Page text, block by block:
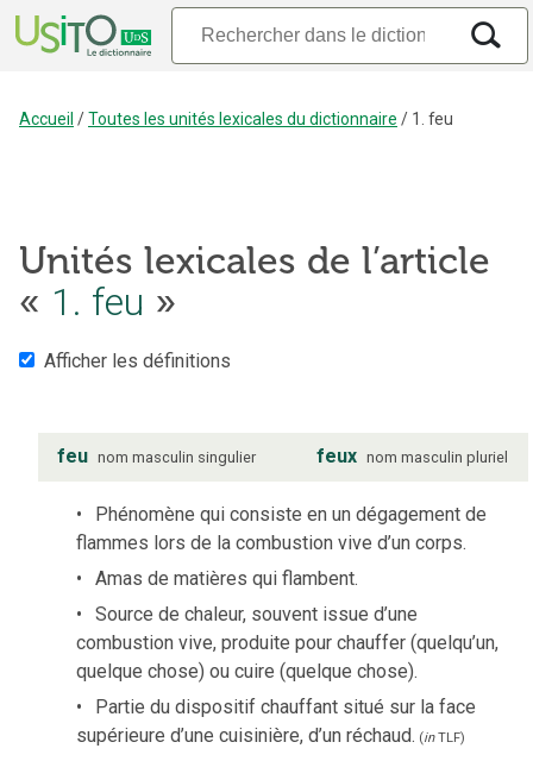
Accueil /Toutes les unités lexicales du dictionnaire / 1. feu
Unités lexicales de l’article
« 1. feu »
Afficher les définitions
feu nom masculin singulier feux nom masculin pluriel
Phénomène qui consiste en un dégagement de
flammes lors de la combustion vive d’un corps.
Amas de matières qui flambent.
Source de chaleur, souvent issue d’une
combustion vive, produite pour chauffer (quelqu’un,
quelque chose) ou cuire (quelque chose).
Partie du dispositif chauffant situé sur la face
supérieure d’une cuisinière, d’un réchaud. (inTLF)